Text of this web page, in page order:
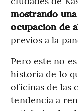
mostrando
ocupación de
previos a la
Pero este no
historia de lo
oficinas de las
tendencia a